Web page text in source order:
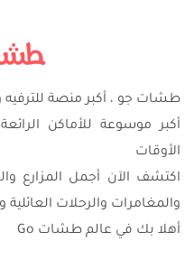
طشات جو ، أكبر منصة للترفيه
أكبر موسوعة للأماكن
الأوقات
اكتشف الآن أجمل المزارع
والمغامرات والرحلات العائلية
أهلا بك في عالم طشات Go